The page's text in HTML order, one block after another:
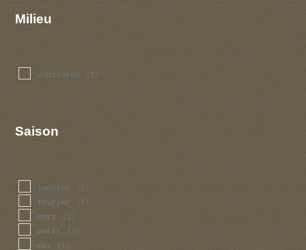
Milieu
coniferes (1)
Saison
janvier (1)
fevrier (1)
mars (1)
avril (1)
mai (1)